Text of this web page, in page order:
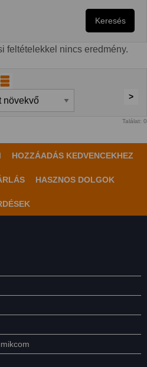
Keresés
feltételekkel nincs eredmény.
>
Találat: 0
HOZZÁADÁS KEDVENCEKHEZ
HASZNOS DOLGOK